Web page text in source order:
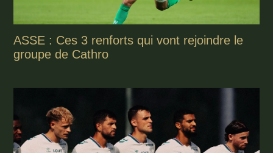
ASSE : Ces 3 renforts qui vont rejoindre le
groupe de Cathro